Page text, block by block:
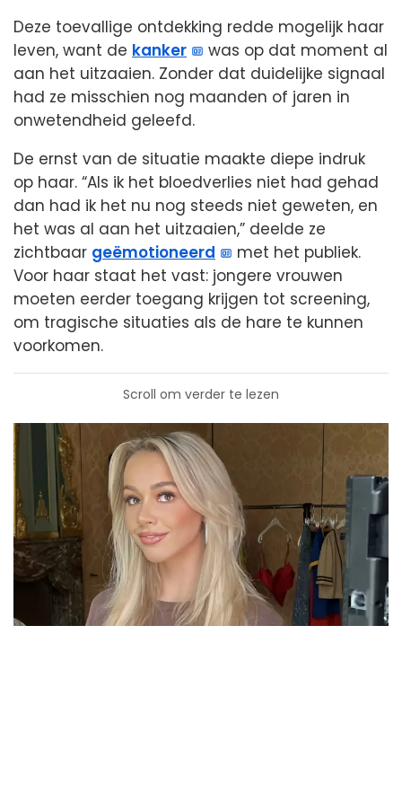
Deze toevallige ontdekking redde mogelijk haar
leven, want de kanker
was op dat moment al
aan het uitzaaien. Zonder dat duidelijke signaal
had ze misschien nog maanden of jaren in
onwetendheid geleefd.
De ernst van de situatie maakte diepe indruk
op haar. “Als ik het bloedverlies niet had gehad
dan had ik het nu nog steeds niet geweten, en
het was al aan het uitzaaien,” deelde ze
zichtbaar geëmotioneerd
met het publiek.
Voor haar staat het vast: jongere vrouwen
moeten eerder toegang krijgen tot screening,
om tragische situaties als de hare te kunnen
voorkomen.
Scroll om verder te lezen